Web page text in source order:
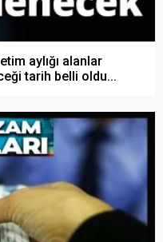
aylığı alanlar
tarih belli oldu...